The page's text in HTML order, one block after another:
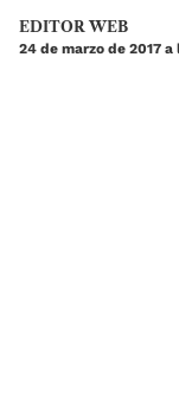
EDITOR WEB
24 de marzo de 2017 a